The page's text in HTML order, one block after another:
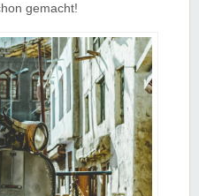
gemacht!